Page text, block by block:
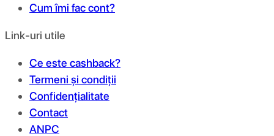
Cum îmi fac cont?
Link-uri utile
Ce este cashback?
Termeni și condiții
Confidențialitate
Contact
ANPC